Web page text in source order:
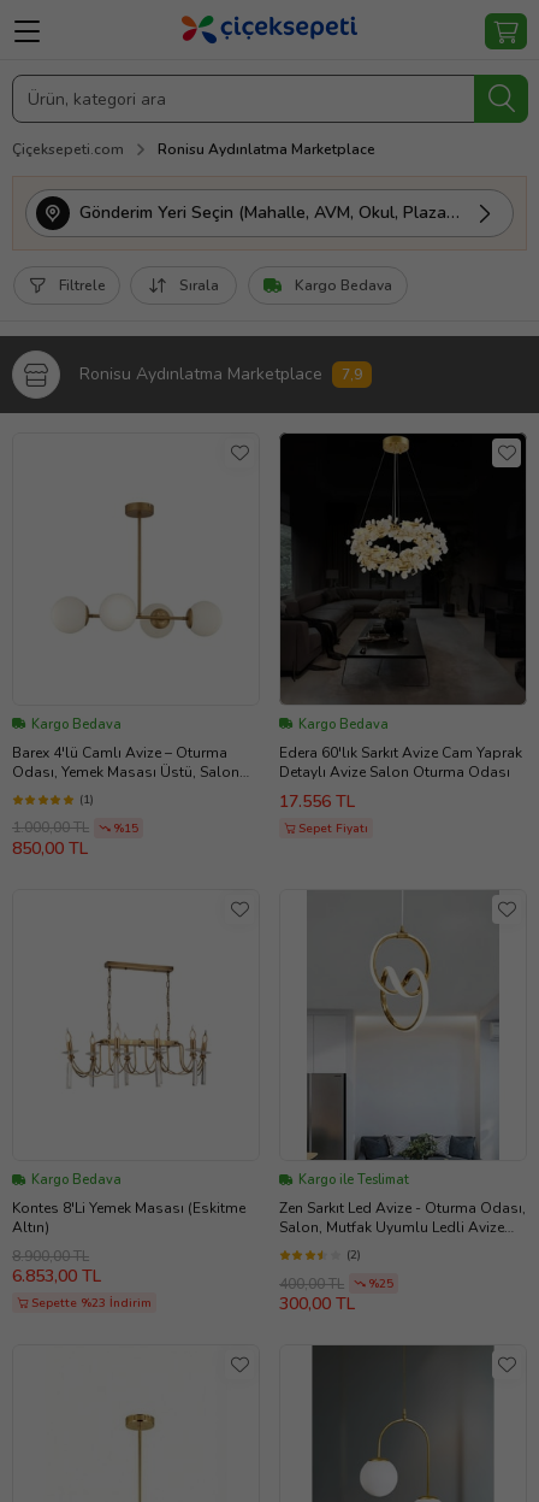
Çiçeksepeti.com Ronisu Aydınlatma Marketplace
Gönderim Yeri Seçin (Mahalle, AVM, Okul, Plaza vs.)
Filtrele Sırala Kargo Bedava
Ronisu Aydınlatma Marketplace 7,9
Kargo Bedava
Barex 4'lü Camlı Avize – Oturma
Odası, Yemek Masası Üstü, Salon
Uyumlu Avize (Eskitme Altın)
(1)
1.000,00 TL %15
850,00 TL
Kargo Bedava
Edera 60'lık Sarkıt Avize Cam Yaprak
Detaylı Avize Salon Oturma Odası
17.556 TL
Sepet Fiyatı
Kargo Bedava
Kontes 8'Li Yemek Masası (Eskitme
Altın)
8.900,00 TL
6.853,00 TL
Sepette %23 İndirim
Kargo ile Teslimat
Zen Sarkıt Led Avize - Oturma Odası,
Salon, Mutfak Uyumlu Ledli Avize
(Gold)
(2)
400,00 TL %25
300,00 TL